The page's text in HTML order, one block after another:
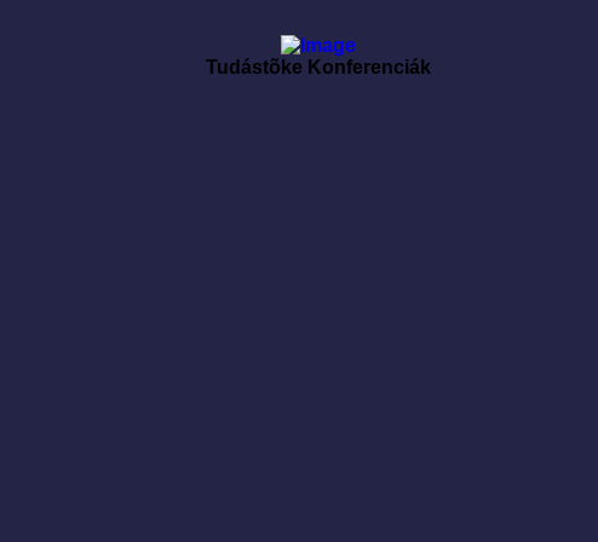
Tudástõke Konferenciák